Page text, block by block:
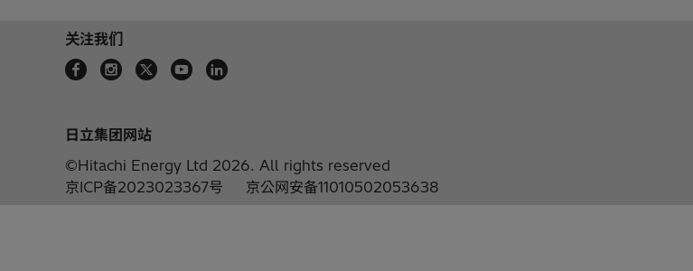
关注我们
日立集团网站
©Hitachi Energy Ltd 2026. All rights reserved
京ICP备2023023367号
京公网安备11010502053638